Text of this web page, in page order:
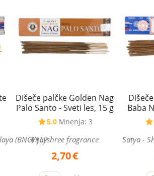
(BNG) LLP
Dišeče palčke Golden Nag
Palo Santo - Sveti les, 15 g
5.0 Mnenja: 3
Vijayshree fragrance
2,70€
Baba
Satya -